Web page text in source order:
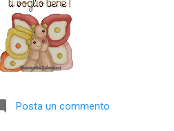
Posta un commento